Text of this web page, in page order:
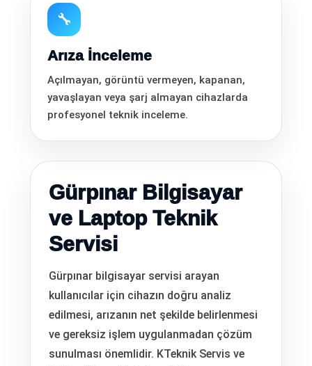
🔧
Arıza İnceleme
Açılmayan, görüntü vermeyen, kapanan,
yavaşlayan veya şarj almayan cihazlarda
profesyonel teknik inceleme.
Gürpınar Bilgisayar
ve Laptop Teknik
Servisi
Gürpınar bilgisayar servisi arayan
kullanıcılar için cihazın doğru analiz
edilmesi, arızanın net şekilde belirlenmesi
ve gereksiz işlem uygulanmadan çözüm
sunulması önemlidir. KTeknik Servis ve